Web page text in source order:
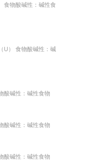
食物酸碱性：碱性食
U）食物酸碱性：碱
酸碱性：碱性食物
酸碱性：碱性食物
酸碱性：碱性食物